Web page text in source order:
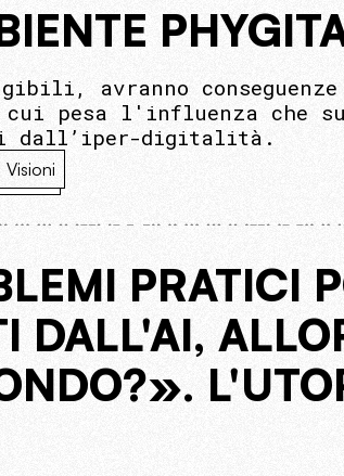
avranno
pesa l'influenza che
dall’iper-digitalità.
Visioni
PRATICI
DALL'AI,